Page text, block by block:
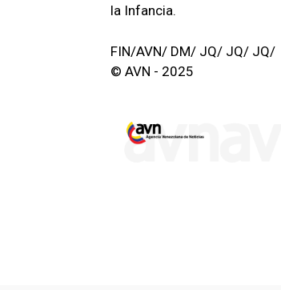
la Infancia.
FIN/AVN/ DM/ JQ/ JQ/ JQ/
© AVN - 2025